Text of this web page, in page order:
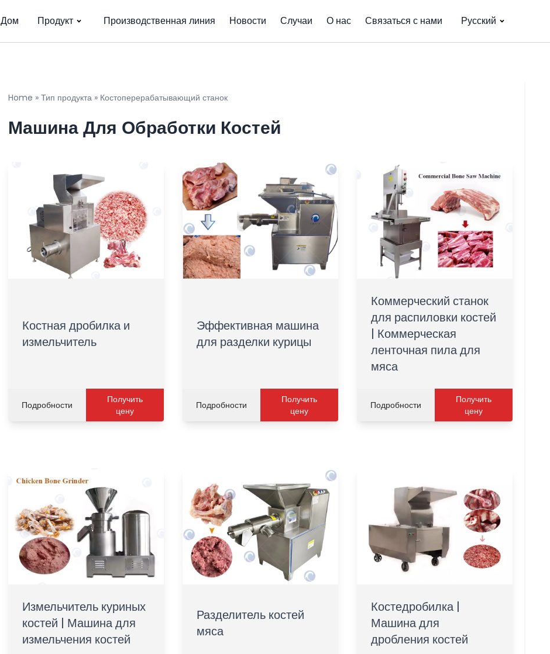
Дом Продукт Производственная линия Новости Случаи О нас Связаться с нами Русский
Home » Тип продукта » Костоперерабатывающий станок
Машина Для Обработки Костей
Костная дробилка и
измельчитель
Подробности
Получить
цену
Эффективная машина
для разделки курицы
Подробности
Получить
цену
Коммерческий станок
для распиловки костей
| Коммерческая
ленточная пила для
мяса
Подробности
Получить
цену
Измельчитель куриных
костей | Машина для
измельчения костей
Разделитель костей
мяса
Костедробилка |
Машина для
дробления костей